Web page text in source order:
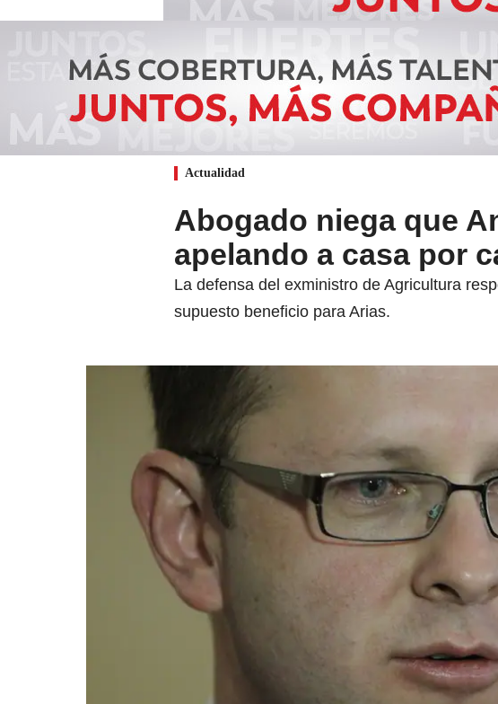
Actualidad
Abogado niega que
apelando a casa por
La defensa del exministro de Agricultura
supuesto beneficio para Arias.